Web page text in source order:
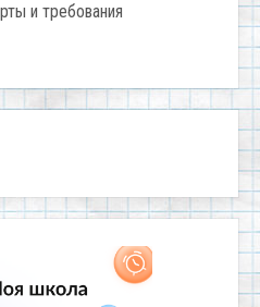
и требования